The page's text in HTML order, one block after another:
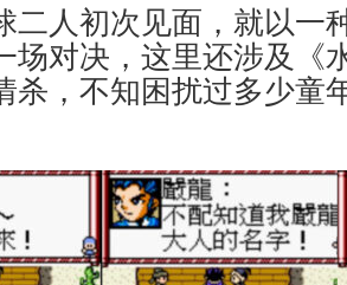
二人初次见面，就以一
场对决，这里还涉及《
杀，不知困扰过多少童